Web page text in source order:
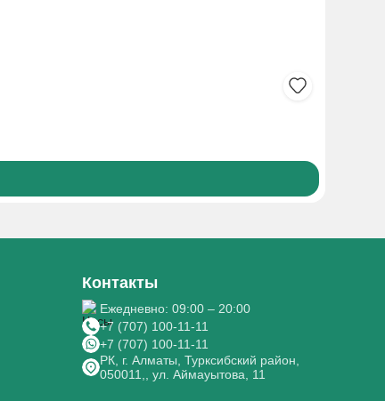
Контакты
Ежедневно: 09:00 – 20:00
+7 (707) 100-11-11
+7 (707) 100-11-11
РК, г. Алматы, Турксибский район,
050011,, ул. Аймауытова, 11